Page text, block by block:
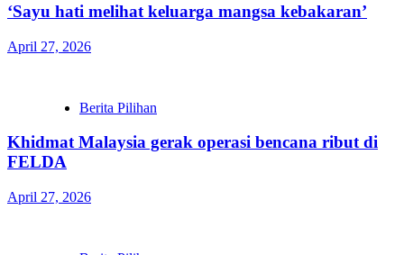
‘Sayu hati melihat keluarga mangsa kebakaran’
April 27, 2026
Berita Pilihan
Khidmat Malaysia gerak operasi bencana ribut di
FELDA
April 27, 2026